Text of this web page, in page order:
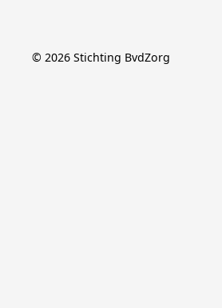
© 2026 Stichting BvdZorg